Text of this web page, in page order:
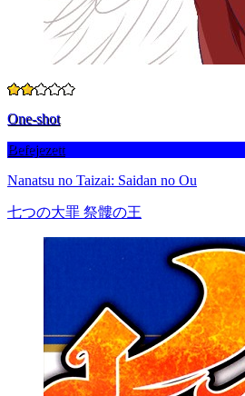
One-shot
Befejezett
Nanatsu no Taizai: Saidan no Ou
七つの大罪 祭髏の王